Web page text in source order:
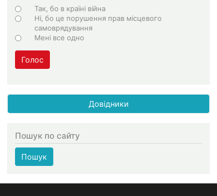
Варіанти
Так, бо в країні війна
Ні, бо це порушення прав місцевого
самоврядування
Мені все одно
Голос
Довідники
Пошук по сайту
Пошук